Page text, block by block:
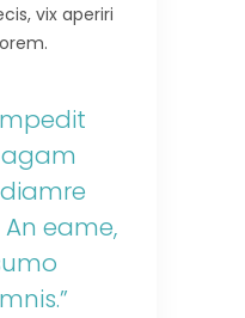
vix aperiri
agam
eame,